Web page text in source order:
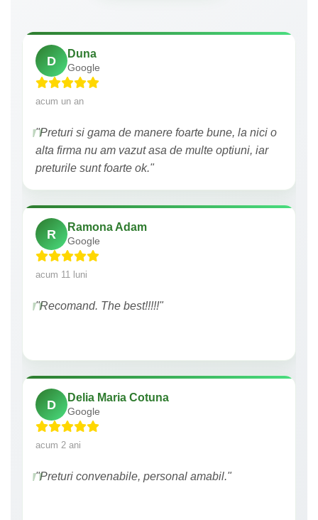
D
Duna
Google
acum un an
"Preturi si gama de manere foarte bune, la nici o
alta firma nu am vazut asa de multe optiuni, iar
preturile sunt foarte ok."
R
Ramona Adam
Google
acum 11 luni
"Recomand. The best!!!!!"
D
Delia Maria Cotuna
Google
acum 2 ani
"Preturi convenabile, personal amabil."